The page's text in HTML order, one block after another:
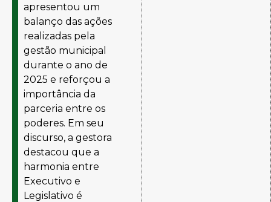
apresentou um
balanço das ações
realizadas pela
gestão municipal
durante o ano de
2025 e reforçou a
importância da
parceria entre os
poderes. Em seu
discurso, a gestora
destacou que a
harmonia entre
Executivo e
Legislativo é